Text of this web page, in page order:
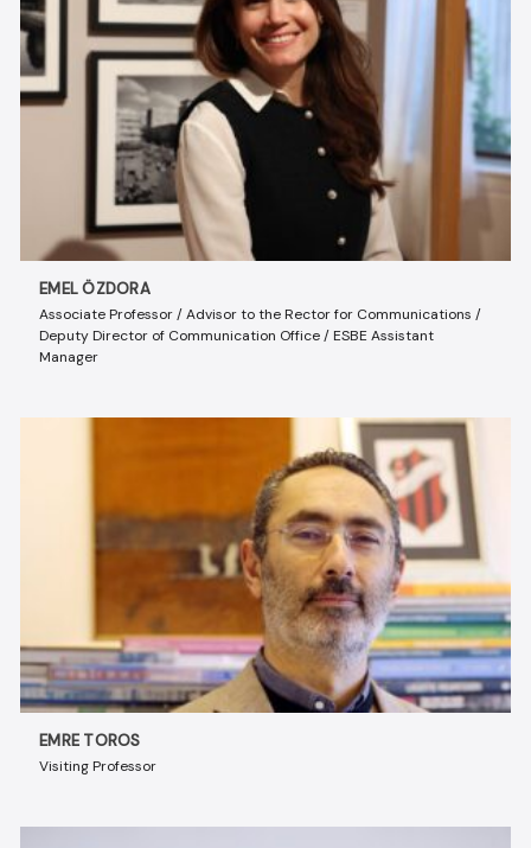
EMEL ÖZDORA
Associate Professor / Advisor to the Rector for Communications /
Deputy Director of Communication Office / ESBE Assistant
Manager
EMRE TOROS
Visiting Professor